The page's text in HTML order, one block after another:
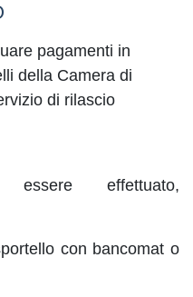
pagamenti in
della Camera di
di rilascio
effettuato,
con bancomat o